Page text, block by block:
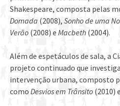
Shakespeare, composta pelas
Domada (2008), Sonho de uma
Verão (2008) e Macbeth (2004).
Além de espetáculos de sala, a
projeto continuado que investiga
intervenção urbana, composto
como Desvios em Trânsito (2010) e